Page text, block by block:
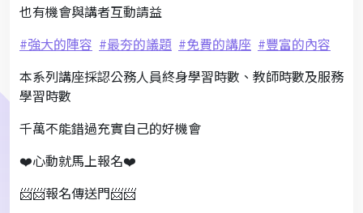
也有機會與講者互動請益
#強大的陣容 #最夯的議題 #免費的講座 #豐富的內容
本系列講座採認公務人員終身學習時數、教師時數及服務
學習時數
千萬不能錯過充實自己的好機會
❤心動就馬上報名❤
📨📨報名傳送門📨📨